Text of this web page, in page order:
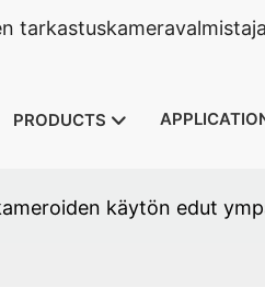
PRODUCTS
käytön edut